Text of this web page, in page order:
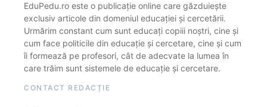
EduPedu.ro este o publicație online care găzduiește
exclusiv articole din domeniul educației și cercetării.
Urmărim constant cum sunt educați copiii noștri, cine și
cum face politicile din educație și cercetare, cine și cum
îi formează pe profesori, cât de adecvate la lumea în
care trăim sunt sistemele de educație și cercetare.
CONTACT REDACȚIE